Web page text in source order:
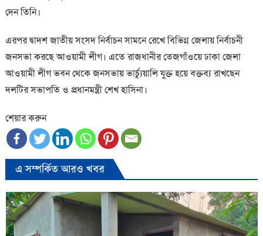
দেন তিনি।
এরপর দ্বাদশ জাতীয় সংসদ নির্বাচন সামনে রেখে বিভিন্ন জেলায় নির্বাচনী
জনসভা করছে আওয়ামী লীগ। এতে রাজধানীর তেজগাঁওয়ে ঢাকা জেলা
আওয়ামী লীগ ভবন থেকে জনসভায় ভার্চ্যুয়ালি যুক্ত হয়ে বক্তব্য রাখছেন
দলটির সভাপতি ও প্রধানমন্ত্রী শেখ হাসিনা।
শেয়ার করুন
এ সম্পর্কিত আরও খবর